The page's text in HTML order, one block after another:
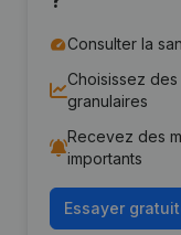
Consulter la
Choisissez
granulaires
Recevez des
importants
Essayer